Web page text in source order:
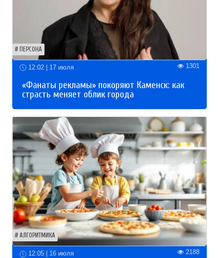
ПЕРСОНА
12:02 | 17 июля 1301
«Фанаты рекламы» покоряют Каменск: как
страсть меняет облик города
АЛГОРИТМИКА
12:05 | 16 июля 2188